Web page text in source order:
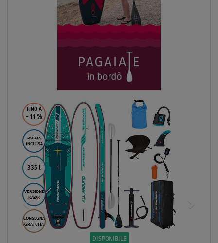
FINO A
- 11 %
PAGAIA
INCLUSA
335 l
VERSIONE
KAYAK
CONSEGNA
GRATUITA
DISPONIBILE